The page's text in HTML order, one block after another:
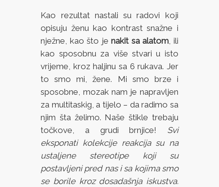
Kao rezultat nastali su radovi koji
opisuju ženu kao kontrast snažne i
nježne, kao što jenakit sa alatom, ili
kao sposobnu za više stvari u isto
vrijeme, kroz haljinu sa 6 rukava. Jer
to smo mi, žene. Mi smo brze i
sposobne, mozak nam je napravljen
za multitaskig, a tijelo – da radimo sa
njim šta želimo. Naše štikle trebaju
točkove, a grudi brnjice! Svi
eksponati kolekcije reakcija su na
ustaljene stereotipe koji su
postavljeni pred nas i sa kojima smo
se borile kroz dosadašnja iskustva.